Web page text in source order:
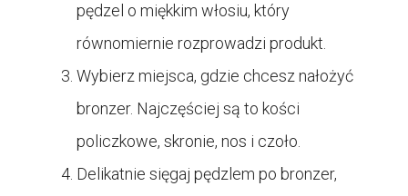
pędzel o miękkim włosiu, który
równomiernie rozprowadzi produkt.
Wybierz miejsca, gdzie chcesz nałożyć
bronzer. Najczęściej są to kości
policzkowe, skronie, nos i czoło.
Delikatnie sięgaj pędzlem po bronzer,